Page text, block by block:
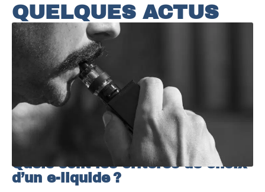
QUELQUES ACTUS
Quels sont les critères de choix
d’un e-liquide ?